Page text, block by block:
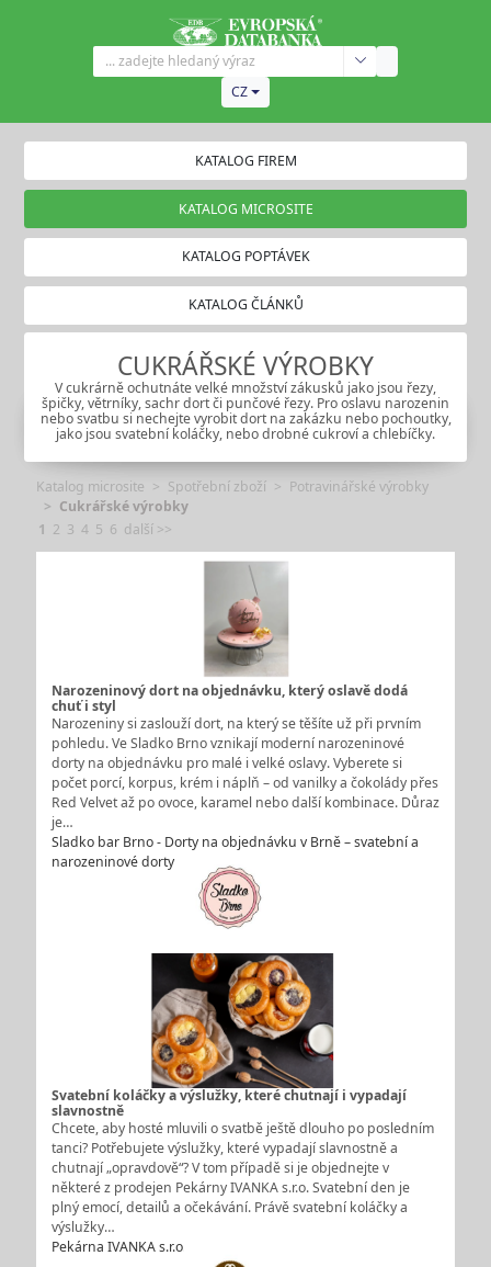
CZ
KATALOG FIREM
KATALOG MICROSITE
KATALOG POPTÁVEK
KATALOG ČLÁNKŮ
CUKRÁŘSKÉ VÝROBKY
V cukrárně ochutnáte velké množství zákusků jako jsou řezy,
špičky, větrníky, sachr dort či punčové řezy. Pro oslavu narozenin
nebo svatbu si nechejte vyrobit dort na zakázku nebo pochoutky,
jako jsou svatební koláčky, nebo drobné cukroví a chlebíčky.
Katalog microsite Spotřební zboží
Potravinářské výrobky
Cukrářské výrobky
1 2 3 4 5 6 další >>
Narozeninový dort na objednávku, který oslavě dodá
chuť i styl
Narozeniny si zaslouží dort, na který se těšíte už při prvním
pohledu. Ve Sladko Brno vznikají moderní narozeninové
dorty na objednávku pro malé i velké oslavy. Vyberete si
počet porcí, korpus, krém i náplň – od vanilky a čokolády přes
Red Velvet až po ovoce, karamel nebo další kombinace. Důraz
je…
Sladko bar Brno - Dorty na objednávku v Brně – svatební a
narozeninové dorty
Svatební koláčky a výslužky, které chutnají i vypadají
slavnostně
Chcete, aby hosté mluvili o svatbě ještě dlouho po posledním
tanci? Potřebujete výslužky, které vypadají slavnostně a
chutnají „opravdově“? V tom případě si je objednejte v
některé z prodejen Pekárny IVANKA s.r.o. Svatební den je
plný emocí, detailů a očekávání. Právě svatební koláčky a
výslužky…
Pekárna IVANKA s.r.o.